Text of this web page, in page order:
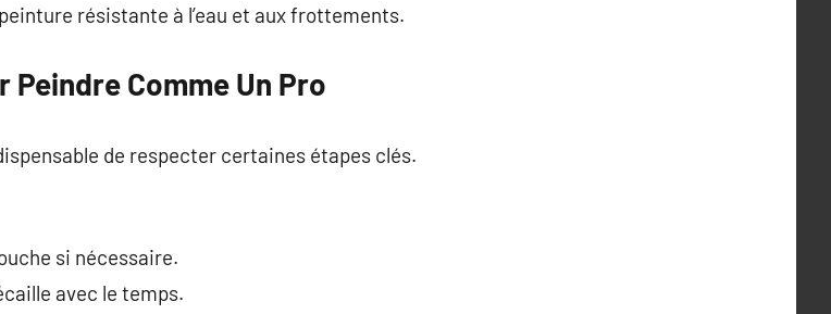
résistante à l’eau et aux frottements.
Comme Un Pro
de respecter certaines étapes clés.
si nécessaire.
avec le temps.